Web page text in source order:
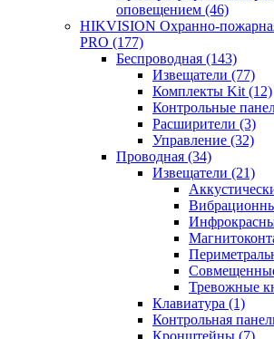
оповещением (46)
HIKVISION Охранно-
PRO (177)
Беспроводная (143)
Извещатели (77)
Комплекты Kit (12)
Контрольные
Расширители (3)
Управление (32)
Проводная (34)
Извещатели (21)
Тревожные
Клавиатура (1)
Контрольная
Кронштейны (7)